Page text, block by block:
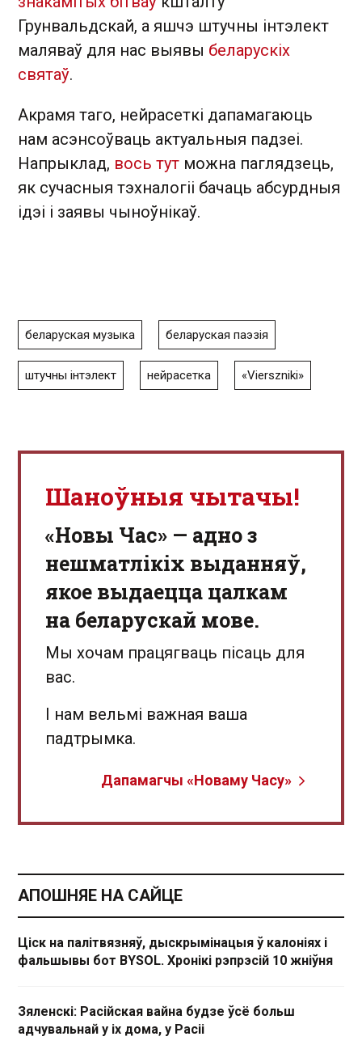
Грунвальдскай, а яшчэ штучны інтэлект
маляваў для нас выявы беларускіх
святаў.
Акрамя таго, нейрасеткі дапамагаюць
нам асэнсоўваць актуальныя падзеі.
Напрыклад, вось тут можна паглядзець,
як сучасныя тэхналогіі бачаць абсурдныя
ідэі і заявы чыноўнікаў.
беларуская музыка беларуская паэзія
штучны інтэлект нейрасетка «Vierszniki»
Шаноўныя чытачы!
«Новы Час» — адно з
нешматлікіх выданняў,
якое выдаецца цалкам
на беларускай мове.
Мы хочам працягваць пісаць для
вас.
І нам вельмі важная ваша
падтрымка.
Дапамагчы «Новаму Часу»
АПОШНЯЕ НА САЙЦЕ
Ціск на палітвязняў, дыскрымінацыя ў калоніях і
фальшывы бот BYSOL. Хронікі рэпрэсій 10 жніўня
Зяленскі: Расійская вайна будзе ўсё больш
адчувальнай у іх дома, у Расіі